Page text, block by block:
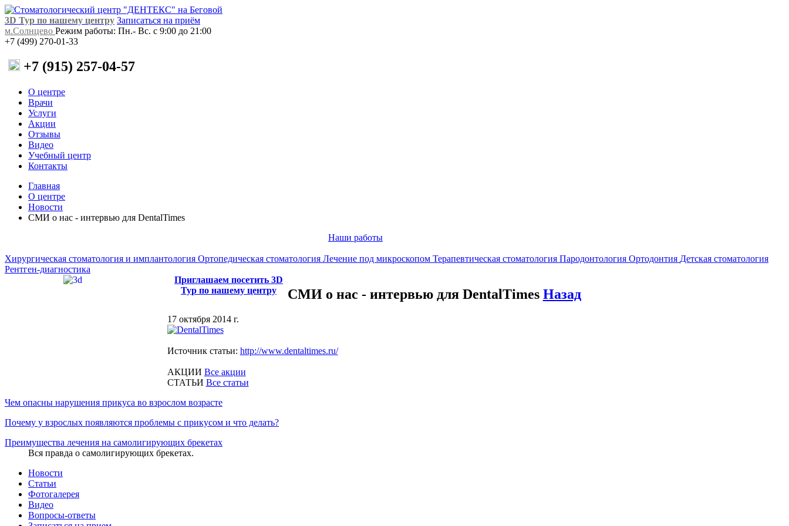
3D Тур по нашему центру Записаться на приём
м.Солнцево Режим работы: Пн.- Вс. с 9:00 до 21:00
+7 (499) 270-01-33
+7 (915) 257-04-57
О центре
Врачи
Услуги
Акции
Отзывы
Видео
Учебный центр
Контакты
Главная
О центре
Новости
СМИ о нас - интервью для DentalTimes
Наши работы
Хирургическая стоматология и имплантология Ортопедическая стоматология Лечение под микроскопом Терапевтическая стоматология Пародонтология Ортодонтия Детская стоматология
Рентген-диагностика
Приглашаем посетить 3D
Тур по нашему центру
СМИ о нас - интервью для DentalTimes Назад
17 октября 2014 г.
Источник статьи: http://www.dentaltimes.ru/
АКЦИИ Все акции
CТАТЬИ Все статьи
Чем опасны нарушения прикуса во взрослом возрасте
Почему у взрослых появляются проблемы с прикусом и что делать?
Преимущества лечения на самолигирующих брекетах
Вся правда о самолигирующих брекетах.
Новости
Статьи
Фотогалерея
Видео
Вопросы-ответы